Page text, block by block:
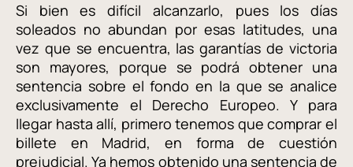
Si bien es difícil alcanzarlo, pues los días
soleados no abundan por esas latitudes, una
vez que se encuentra, las garantías de victoria
son mayores, porque se podrá obtener una
sentencia sobre el fondo en la que se analice
exclusivamente el Derecho Europeo. Y para
llegar hasta allí, primero tenemos que comprar el
billete en Madrid, en forma de cuestión
prejudicial. Ya hemos obtenido una sentencia de